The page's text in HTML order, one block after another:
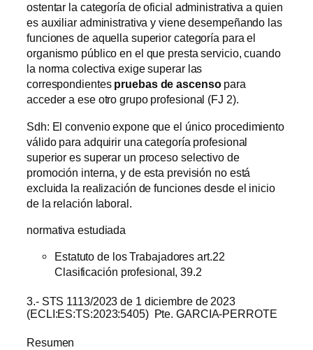
ostentar la categoría de oficial administrativa a quien
es auxiliar administrativa y viene desempeñando las
funciones de aquella superior categoría para el
organismo público en el que presta servicio, cuando
la norma colectiva exige superar las
correspondientes pruebas de ascensopara
acceder a ese otro grupo profesional (FJ 2).
Sdh: El convenio expone que el único procedimiento
válido para adquirir una categoría profesional
superior es superar un proceso selectivo de
promoción interna, y de esta previsión no está
excluida la realización de funciones desde el inicio
de la relación laboral.
normativa estudiada
Estatuto de los Trabajadores art.22
Clasificación profesional, 39.2
3.- STS 1113/2023 de 1 diciembre de 2023
(ECLI:ES:TS:2023:5405) Pte. GARCIA-PERROTE
Resumen